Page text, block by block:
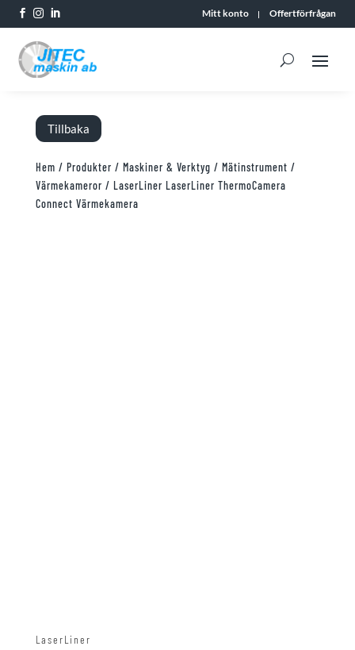
   Mitt konto Offertförfrågan
Tillbaka
Hem / Produkter / Maskiner & Verktyg / Mätinstrument /
Värmekameror / LaserLiner LaserLiner ThermoCamera
Connect Värmekamera
LaserLiner